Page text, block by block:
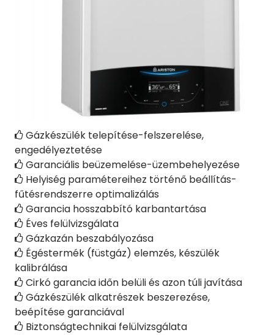
 Gázkészülék telepítése-felszerelése,
engedélyeztetése
 Garanciális beüzemelése-üzembehelyezése
 Helyiség paramétereihez történő beállítás-
fűtésrendszerre optimalizálás
 Garancia hosszabbító karbantartása
 Éves felülvizsgálata
 Gázkazán beszabályozása
 Égéstermék (füstgáz) elemzés, készülék
kalibrálása
 Cirkó garancia időn belüli és azon túli javítása
 Gázkészülék alkatrészek beszerezése,
beépítése garanciával
 Biztonságtechnikai felülvizsgálata